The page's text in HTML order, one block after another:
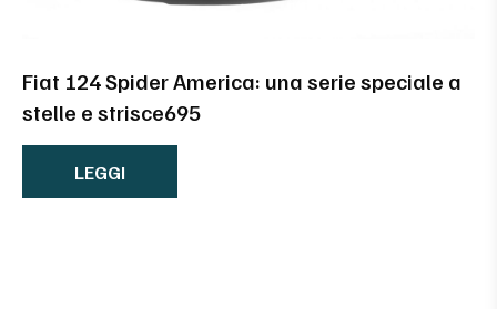
Fiat 124 Spider America: una serie speciale a
stelle e strisce695
LEGGI